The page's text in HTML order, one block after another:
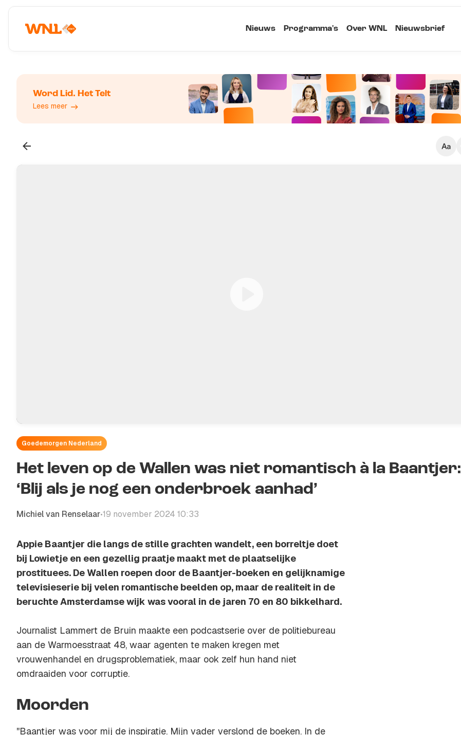
Nieuws Programma's Over WNL Nieuwsbrief
Word Lid. Het Telt
Lees meer
Goedemorgen Nederland
Het leven op de Wallen was niet romantisch à la Baantjer:
‘Blij als je nog een onderbroek aanhad’
Michiel van Renselaar•19 november 2024 10:33
Appie Baantjer die langs de stille grachten wandelt, een borreltje doet
bij Lowietje en een gezellig praatje maakt met de plaatselijke
prostituees. De Wallen roepen door de Baantjer-boeken en gelijknamige
televisieserie bij velen romantische beelden op, maar de realiteit in de
beruchte Amsterdamse wijk was vooral in de jaren 70 en 80 bikkelhard.
Journalist Lammert de Bruin maakte een podcastserie over de politiebureau
aan de Warmoesstraat 48, waar agenten te maken kregen met
vrouwenhandel en drugsproblematiek, maar ook zelf hun hand niet
omdraaiden voor corruptie.
Moorden
''Baantjer was voor mij de inspiratie. Mijn vader verslond de boeken. In de